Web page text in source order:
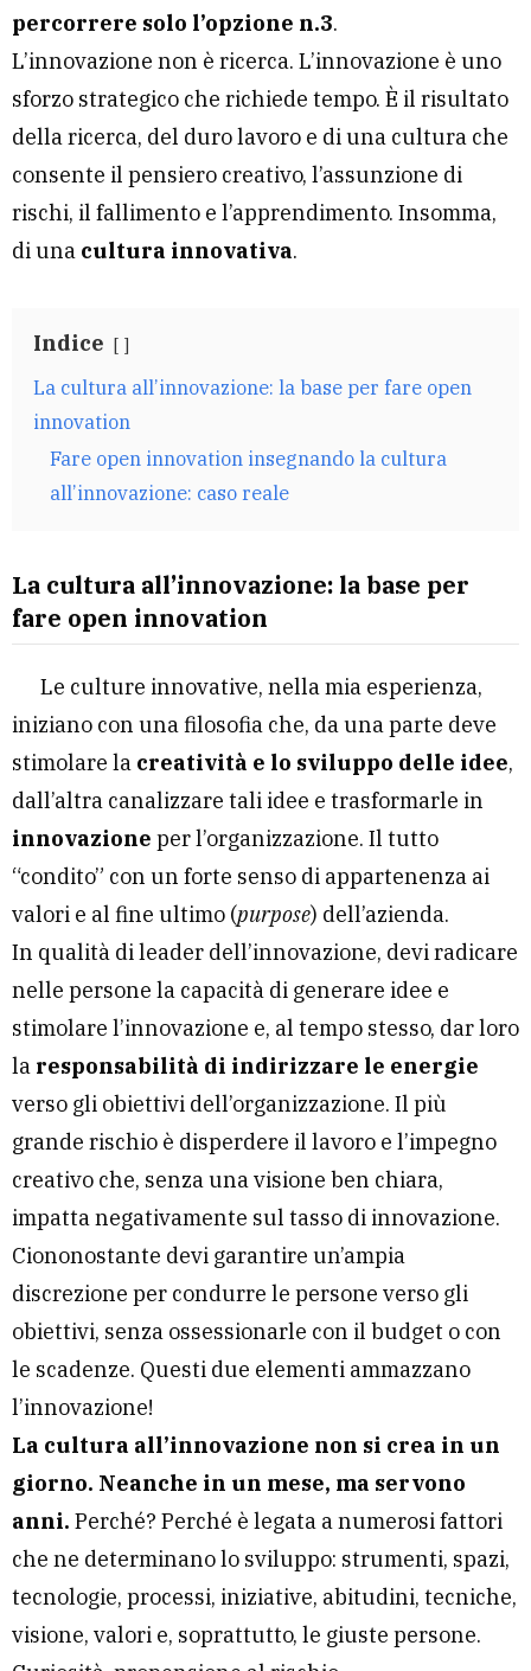
percorrere solo l’opzione n.3.
L’innovazione non è ricerca. L’innovazione è uno
sforzo strategico che richiede tempo. È il risultato
della ricerca, del duro lavoro e di una cultura che
consente il pensiero creativo, l’assunzione di
rischi, il fallimento e l’apprendimento. Insomma,
di una cultura innovativa.
Indice
La cultura all’innovazione: la base per fare open
innovation
Fare open innovation insegnando la cultura
all’innovazione: caso reale
La cultura all’innovazione: la base per
fare open innovation
Le culture innovative, nella mia esperienza,
iniziano con una filosofia che, da una parte deve
stimolare la creatività e lo sviluppo delle idee,
dall’altra canalizzare tali idee e trasformarle in
innovazione per l’organizzazione. Il tutto
“condito” con un forte senso di appartenenza ai
valori e al fine ultimo (purpose) dell’azienda.
In qualità di leader dell’innovazione, devi radicare
nelle persone la capacità di generare idee e
stimolare l’innovazione e, al tempo stesso, dar loro
la responsabilità di indirizzare le energie
verso gli obiettivi dell’organizzazione. Il più
grande rischio è disperdere il lavoro e l’impegno
creativo che, senza una visione ben chiara,
impatta negativamente sul tasso di innovazione.
Ciononostante devi garantire un’ampia
discrezione per condurre le persone verso gli
obiettivi, senza ossessionarle con il budget o con
le scadenze. Questi due elementi ammazzano
l’innovazione!
La cultura all’innovazione non si crea in un
giorno. Neanche in un mese, ma servono
anni. Perché? Perché è legata a numerosi fattori
che ne determinano lo sviluppo: strumenti, spazi,
tecnologie, processi, iniziative, abitudini, tecniche,
visione, valori e, soprattutto, le giuste persone.